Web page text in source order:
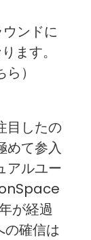
ンドに
ます。
ら ）
目したの
めて参入
アルユー
が経過
確信は